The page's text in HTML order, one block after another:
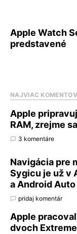
Apple Watch
predstavené
NAJVIAC
Apple
RAM, zrejme
3 komentáre
Navigácia pre
Sygicu je už v
a Android Auto
pridaj komentár
Apple
dvoch